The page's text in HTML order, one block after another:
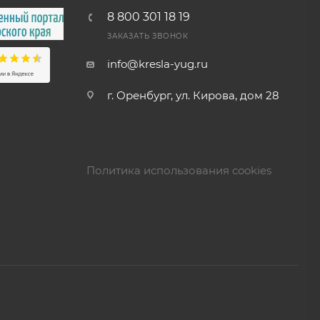
8 800 301 18 19
ЗАКАЗАТЬ ЗВОНОК
info@kresla-yug.ru
г. Оренбург, ул. Кирова, дом 28
Политика использования cookies